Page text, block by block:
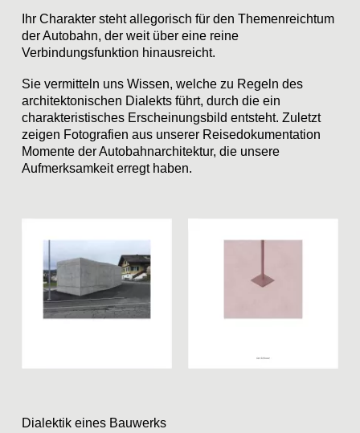
Ihr Charakter steht allegorisch für den Themenreichtum
der Autobahn, der weit über eine reine
Verbindungsfunktion hinausreicht.
Sie vermitteln uns Wissen, welche zu Regeln des
architektonischen Dialekts führt, durch die ein
charakteristisches Erscheinungsbild entsteht. Zuletzt
zeigen Fotografien aus unserer Reisedokumentation
Momente der Autobahnarchitektur, die unsere
Aufmerksamkeit erregt haben.
Dialektik eines Bauwerks